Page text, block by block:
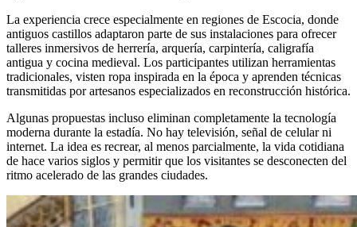
La experiencia crece especialmente en regiones de Escocia, donde
antiguos castillos adaptaron parte de sus instalaciones para ofrecer
talleres inmersivos de herrería, arquería, carpintería, caligrafía
antigua y cocina medieval. Los participantes utilizan herramientas
tradicionales, visten ropa inspirada en la época y aprenden técnicas
transmitidas por artesanos especializados en reconstrucción histórica.
Algunas propuestas incluso eliminan completamente la tecnología
moderna durante la estadía. No hay televisión, señal de celular ni
internet. La idea es recrear, al menos parcialmente, la vida cotidiana
de hace varios siglos y permitir que los visitantes se desconecten del
ritmo acelerado de las grandes ciudades.